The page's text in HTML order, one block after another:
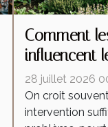
Comment
influencent
insectes
intervention
28 juillet 2026
On croit souvent
intervention